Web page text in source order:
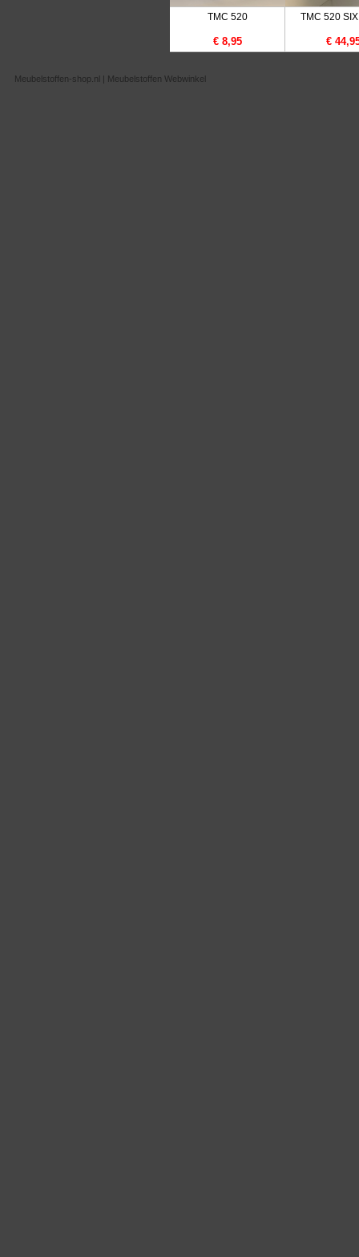
TMC 520
€ 8,95
TMC 520
€
Meubelstoffen-shop.nl | Meubelstoffen Webwinkel